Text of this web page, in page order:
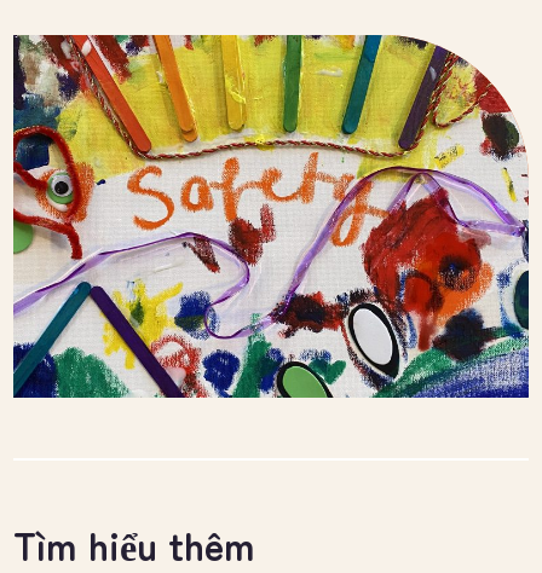
Tìm hiểu thêm